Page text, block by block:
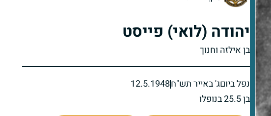
יהודה (לואי) פייסט
בן אילזה וחנוך
נפל ביוםג' באייר תש"ח12.5.1948
בן 25.5 בנופלו